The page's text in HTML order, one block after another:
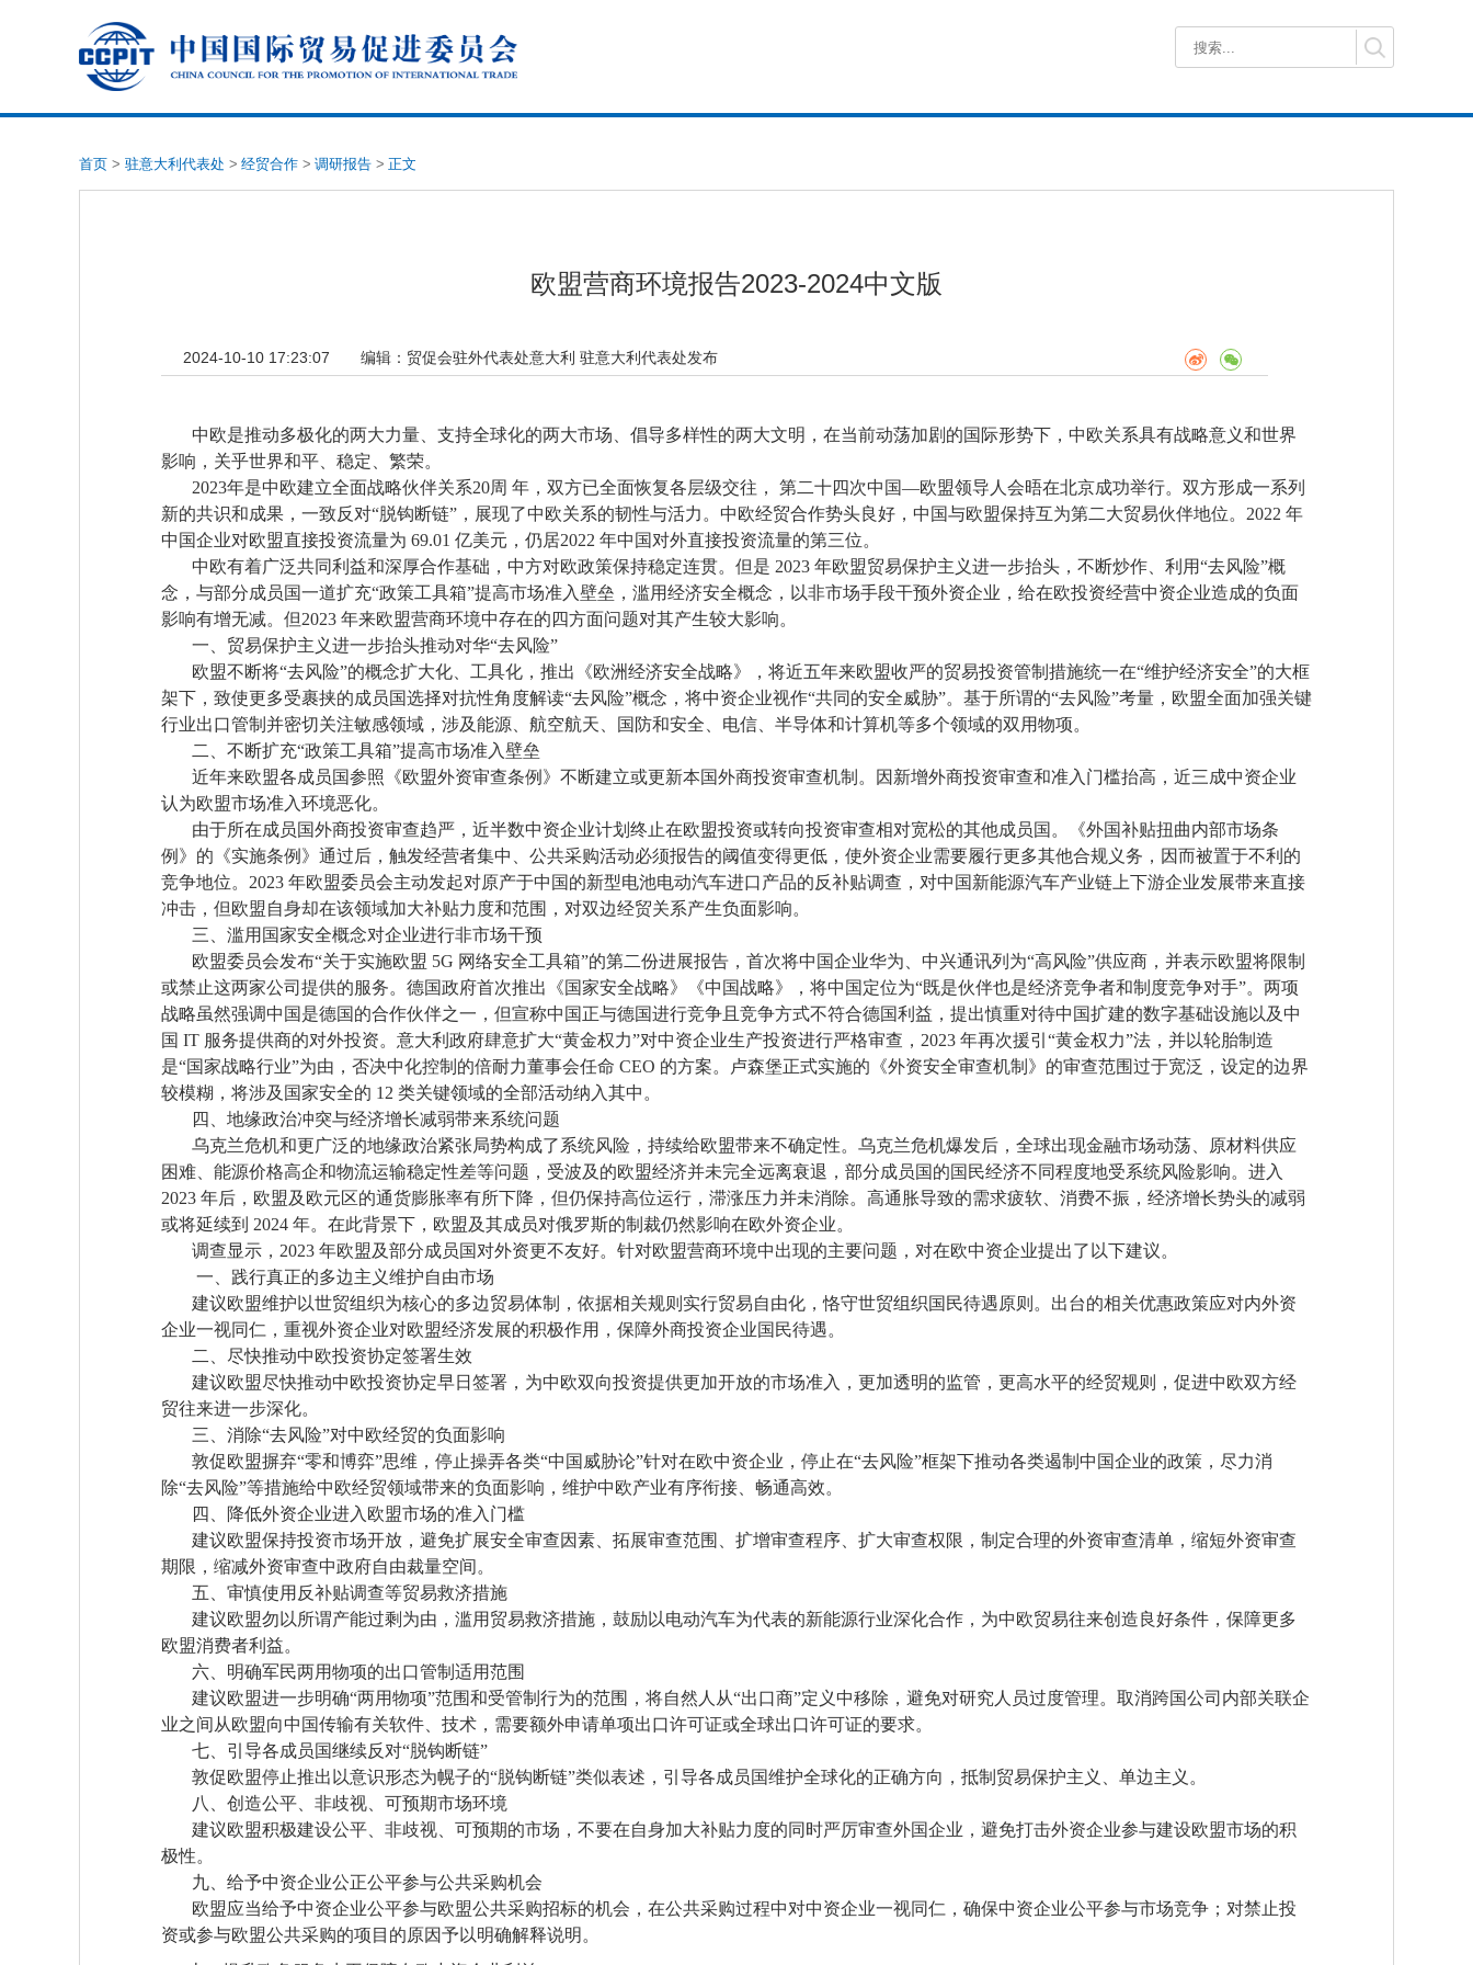
首页 > 驻意大利代表处 > 经贸合作 > 调研报告 > 正文
欧盟营商环境报告2023-2024中文版
2024-10-10 17:23:07 编辑： 贸促会驻外代表处意大利 驻意大利代表处发布
中欧是推动多极化的两大力量、支持全球化的两大市场、倡导多样性的两大文明，在当前动荡加剧的国际形势下，中欧关系具有战略意义和世界
影响，关乎世界和平、稳定、繁荣。
2023年是中欧建立全面战略伙伴关系20周 年，双方已全面恢复各层级交往， 第二十四次中国—欧盟领导人会晤在北京成功举行。双方形成一系列
新的共识和成果，一致反对“脱钩断链”，展现了中欧关系的韧性与活力。中欧经贸合作势头良好，中国与欧盟保持互为第二大贸易伙伴地位。2022 年
中国企业对欧盟直接投资流量为 69.01 亿美元，仍居2022 年中国对外直接投资流量的第三位。
中欧有着广泛共同利益和深厚合作基础，中方对欧政策保持稳定连贯。但是 2023 年欧盟贸易保护主义进一步抬头，不断炒作、利用“去风险”概
念，与部分成员国一道扩充“政策工具箱”提高市场准入壁垒，滥用经济安全概念，以非市场手段干预外资企业，给在欧投资经营中资企业造成的负面
影响有增无减。但2023 年来欧盟营商环境中存在的四方面问题对其产生较大影响。
一、贸易保护主义进一步抬头推动对华“去风险”
欧盟不断将“去风险”的概念扩大化、工具化，推出《欧洲经济安全战略》，将近五年来欧盟收严的贸易投资管制措施统一在“维护经济安全”的大框
架下，致使更多受裹挟的成员国选择对抗性角度解读“去风险”概念，将中资企业视作“共同的安全威胁”。基于所谓的“去风险”考量，欧盟全面加强关键
行业出口管制并密切关注敏感领域，涉及能源、航空航天、国防和安全、电信、半导体和计算机等多个领域的双用物项。
二、不断扩充“政策工具箱”提高市场准入壁垒
近年来欧盟各成员国参照《欧盟外资审查条例》不断建立或更新本国外商投资审查机制。因新增外商投资审查和准入门槛抬高，近三成中资企业
认为欧盟市场准入环境恶化。
由于所在成员国外商投资审查趋严，近半数中资企业计划终止在欧盟投资或转向投资审查相对宽松的其他成员国。《外国补贴扭曲内部市场条
例》的《实施条例》通过后，触发经营者集中、公共采购活动必须报告的阈值变得更低，使外资企业需要履行更多其他合规义务，因而被置于不利的
竞争地位。2023 年欧盟委员会主动发起对原产于中国的新型电池电动汽车进口产品的反补贴调查，对中国新能源汽车产业链上下游企业发展带来直接
冲击，但欧盟自身却在该领域加大补贴力度和范围，对双边经贸关系产生负面影响。
三、滥用国家安全概念对企业进行非市场干预
欧盟委员会发布“关于实施欧盟 5G 网络安全工具箱”的第二份进展报告，首次将中国企业华为、中兴通讯列为“高风险”供应商，并表示欧盟将限制
或禁止这两家公司提供的服务。德国政府首次推出《国家安全战略》《中国战略》，将中国定位为“既是伙伴也是经济竞争者和制度竞争对手”。两项
战略虽然强调中国是德国的合作伙伴之一，但宣称中国正与德国进行竞争且竞争方式不符合德国利益，提出慎重对待中国扩建的数字基础设施以及中
国 IT 服务提供商的对外投资。意大利政府肆意扩大“黄金权力”对中资企业生产投资进行严格审查，2023 年再次援引“黄金权力”法，并以轮胎制造
是“国家战略行业”为由，否决中化控制的倍耐力董事会任命 CEO 的方案。卢森堡正式实施的《外资安全审查机制》的审查范围过于宽泛，设定的边界
较模糊，将涉及国家安全的 12 类关键领域的全部活动纳入其中。
四、地缘政治冲突与经济增长减弱带来系统问题
乌克兰危机和更广泛的地缘政治紧张局势构成了系统风险，持续给欧盟带来不确定性。乌克兰危机爆发后，全球出现金融市场动荡、原材料供应
困难、能源价格高企和物流运输稳定性差等问题，受波及的欧盟经济并未完全远离衰退，部分成员国的国民经济不同程度地受系统风险影响。进入
2023 年后，欧盟及欧元区的通货膨胀率有所下降，但仍保持高位运行，滞涨压力并未消除。高通胀导致的需求疲软、消费不振，经济增长势头的减弱
或将延续到 2024 年。在此背景下，欧盟及其成员对俄罗斯的制裁仍然影响在欧外资企业。
调查显示，2023 年欧盟及部分成员国对外资更不友好。针对欧盟营商环境中出现的主要问题，对在欧中资企业提出了以下建议。
一、践行真正的多边主义维护自由市场
建议欧盟维护以世贸组织为核心的多边贸易体制，依据相关规则实行贸易自由化，恪守世贸组织国民待遇原则。出台的相关优惠政策应对内外资
企业一视同仁，重视外资企业对欧盟经济发展的积极作用，保障外商投资企业国民待遇。
二、尽快推动中欧投资协定签署生效
建议欧盟尽快推动中欧投资协定早日签署，为中欧双向投资提供更加开放的市场准入，更加透明的监管，更高水平的经贸规则，促进中欧双方经
贸往来进一步深化。
三、消除“去风险”对中欧经贸的负面影响
敦促欧盟摒弃“零和博弈”思维，停止操弄各类“中国威胁论”针对在欧中资企业，停止在“去风险”框架下推动各类遏制中国企业的政策，尽力消
除“去风险”等措施给中欧经贸领域带来的负面影响，维护中欧产业有序衔接、畅通高效。
四、降低外资企业进入欧盟市场的准入门槛
建议欧盟保持投资市场开放，避免扩展安全审查因素、拓展审查范围、扩增审查程序、扩大审查权限，制定合理的外资审查清单，缩短外资审查
期限，缩减外资审查中政府自由裁量空间。
五、审慎使用反补贴调查等贸易救济措施
建议欧盟勿以所谓产能过剩为由，滥用贸易救济措施，鼓励以电动汽车为代表的新能源行业深化合作，为中欧贸易往来创造良好条件，保障更多
欧盟消费者利益。
六、明确军民两用物项的出口管制适用范围
建议欧盟进一步明确“两用物项”范围和受管制行为的范围，将自然人从“出口商”定义中移除，避免对研究人员过度管理。取消跨国公司内部关联企
业之间从欧盟向中国传输有关软件、技术，需要额外申请单项出口许可证或全球出口许可证的要求。
七、引导各成员国继续反对“脱钩断链”
敦促欧盟停止推出以意识形态为幌子的“脱钩断链”类似表述，引导各成员国维护全球化的正确方向，抵制贸易保护主义、单边主义。
八、创造公平、非歧视、可预期市场环境
建议欧盟积极建设公平、非歧视、可预期的市场，不要在自身加大补贴力度的同时严厉审查外国企业，避免打击外资企业参与建设欧盟市场的积
极性。
九、给予中资企业公正公平参与公共采购机会
欧盟应当给予中资企业公平参与欧盟公共采购招标的机会，在公共采购过程中对中资企业一视同仁，确保中资企业公平参与市场竞争；对禁止投
资或参与欧盟公共采购的项目的原因予以明确解释说明。